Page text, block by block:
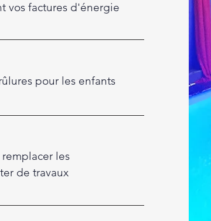
vos factures d'énergie
pour les enfants
les
de travaux